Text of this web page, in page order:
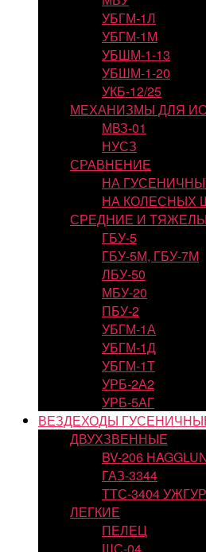
УБГМ-1Л
УБГМ-1М
УБШМ-1-13
УБШМ-1-20
УКБ-12/25
МЕХАНИЗМЫ ДЛЯ
МВЗ-01
НУСЗ
СРАВНЕНИЕ
НА
НА КОЛЕСНЫХ
СРЕДНИЕ И
ГБУ-5
ГБУ-5М, ГБУ-7М
ЛБУ-50
МБУ-20
ПБУ-2
УБГМ-1А
УБГМ-1Д
УБГМ-1Т
УРБ-2А2
УРБ-5АГ
ВЕЗДЕХОДЫ
ДВУХЗВЕННЫЕ
BV-206
ГАЗ-3344
ТТС-3404 УЖГУР
ЛЕГКИЕ
ПЕЛЕЦ